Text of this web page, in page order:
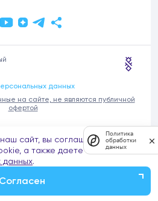
данных
на сайте, не являются публичной
офертой
предложений частных услуг от
(проведения ремонтов, продажи
т.п.), обращаем внимание на то, что
оказывает таких услуг, не имеет
профиля и не обращается к частным
сайт, вы соглашаетесь на
а также даете согласие на
данных.
Согласен
Политика
обработки
данных